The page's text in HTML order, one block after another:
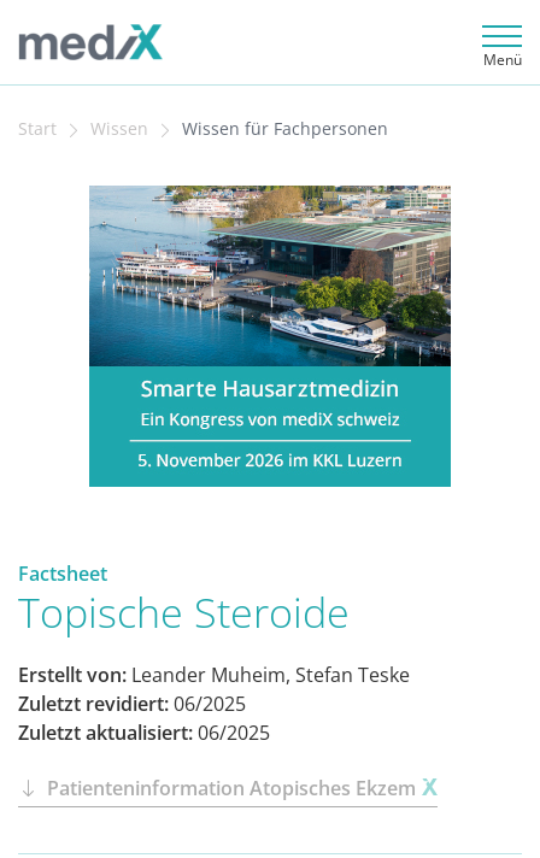
Menü
Start Wissen Wissen für Fachpersonen
Factsheet
Topische Steroide
Erstellt von: Leander Muheim, Stefan Teske
Zuletzt revidiert:06/2025
Zuletzt aktualisiert:06/2025
Patienteninformation Atopisches Ekzem